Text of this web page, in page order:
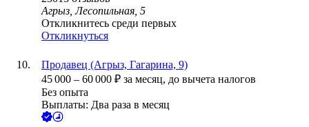
Агрыз, Лесопильная, 5
Откликнитесь среди первых
Откликнуться
Продавец (Агрыз, Гагарина, 9)
45 000 – 60 000 ₽ за месяц, до вычета налогов
Без опыта
Выплаты: Два раза в месяц